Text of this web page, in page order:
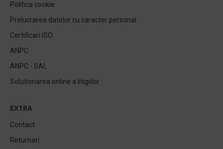
Politica cookie
Prelucrarea datelor cu caracter personal
Certificari ISO
ANPC
ANPC - SAL
Solutionarea online a litigiilor
EXTRA
Contact
Returnari